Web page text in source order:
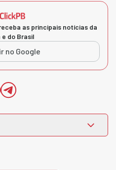
as principais notícias da
e do Brasil
no Google